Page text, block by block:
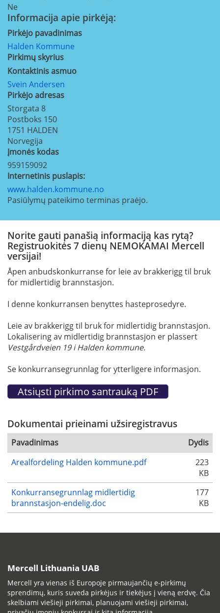
Ne
Informacija apie pirkėją:
Pirkėjo pavadinimas
Halden Kommune
Pirkimų skyrius
Kontaktinis asmuo
Svein Andersen
Pirkėjo adresas
Storgata 8
Postboks 150
1751 HALDEN
Norvegija
Įmonės kodas
959159092
Internetinis puslapis:
www.halden.kommune.no
Pasiūlymų pateikimo terminas praėjo.
Norite gauti panašią informaciją kas rytą?
Registruokitės 7 dienų NEMOKAMAI Mercell
versijai!
Åpen anbudskonkurranse for leie av brakkerigg til bruk
for midlertidig brannstasjon.
I denne konkurransen benyttes hasteprosedyre.
Leie av brakkerigg til bruk for midlertidig brannstasjon.
Lokalisering av midlertidig brannstasjon er plassert
Vestgårdveien 19 i Halden kommune.
Se konkurransegrunnlag for ytterligere informasjon.
Dokumentai prieinami užsiregistravus
Pavadinimas
Dydis
Arealfordeling Halden kommune.pdf
223
KB
Konkurransegrunnlag midlertidig
brannstasjon-endelig.doc
177
KB
Mercell Lithuania UAB
Mercell yra vienas iš Europoje pirmaujančių e-pirkimų
sprendimų, kuris suveda pirkėjus ir tiekėjus į vieną erdvę. Čia
skelbiami viešieji pirkimai, planuojami viešieji pirkimai,